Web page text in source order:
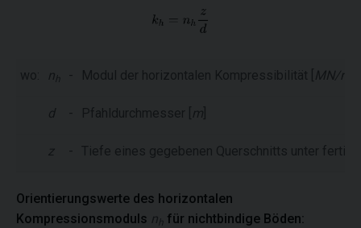
wo: nh - Modul der horizontalen Kompressibilität [ MN/m
d - Pfahldurchmesser [ m
z - Tiefe eines gegebenen Querschnitts unter
Orientierungswerte des horizontalen
Kompressionsmoduls nh für nichtbindige Böden: